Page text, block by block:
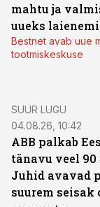
mahtu ja
uueks
Bestnet avab uue
tootmiskeskuse
SUUR LUGU
04.08.26, 10:42
ABB palkab
tänavu veel
Juhid avavad
suurem seisak